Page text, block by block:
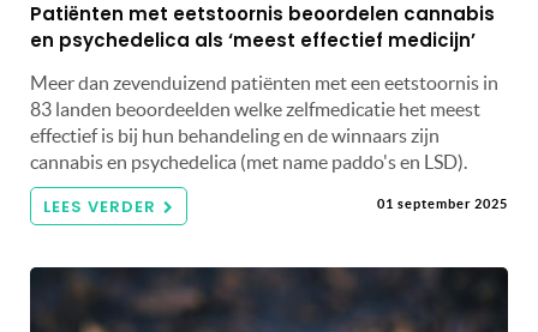
Patiënten met eetstoornis beoordelen cannabis
en psychedelica als ‘meest effectief medicijn’
Meer dan zevenduizend patiënten met een eetstoornis in
83 landen beoordeelden welke zelfmedicatie het meest
effectief is bij hun behandeling en de winnaars zijn
cannabis en psychedelica (met name paddo's en LSD).
LEES VERDER 01 september 2025